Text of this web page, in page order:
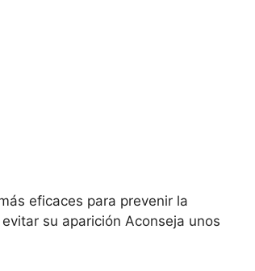
eficaces para prevenir la
su aparición Aconseja unos